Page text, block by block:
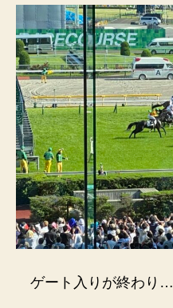
ゲート入りが終わり…